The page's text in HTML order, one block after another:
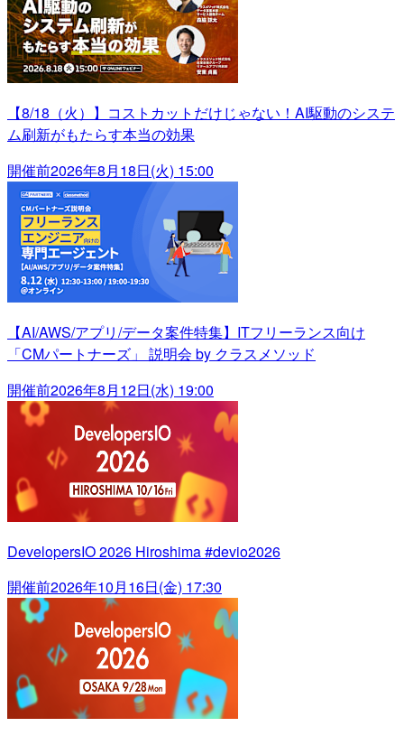
【8/18（火）】コストカットだけじゃない！AI駆動のシステ
ム刷新がもたらす本当の効果
開催前2026年8月18日(火) 15:00
【AI/AWS/アプリ/データ案件特集】ITフリーランス向け
「CMパートナーズ」 説明会 by クラスメソッド
開催前2026年8月12日(水) 19:00
DevelopersIO 2026 Hiroshima #devio2026
開催前2026年10月16日(金) 17:30